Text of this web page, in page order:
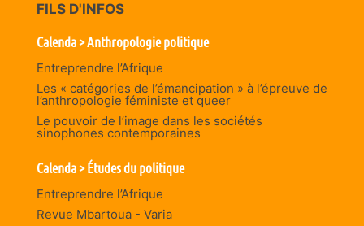
FILS D'INFOS
Calenda > Anthropologie politique
Entreprendre l’Afrique
Les « catégories de l’émancipation » à l’épreuve de
l’anthropologie féministe et queer
Le pouvoir de l’image dans les sociétés
sinophones contemporaines
Calenda > Études du politique
Entreprendre l’Afrique
Revue Mbartoua - Varia